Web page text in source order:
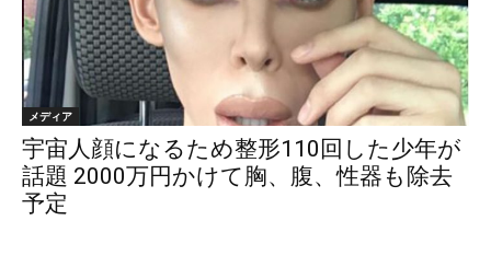
メディア
宇宙人顔になるため整形110回した少年が
話題 2000万円かけて胸、腹、性器も除去
予定